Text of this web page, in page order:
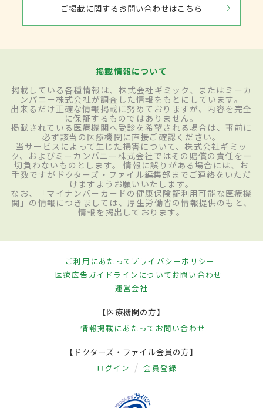
ご掲載に関するお問い合わせはこちら
掲載情報について
掲載している各種情報は、株式会社ギミック、またはミーカ
ンパニー株式会社が調査した情報をもとにしています。
出来るだけ正確な情報掲載に努めておりますが、内容を完全
に保証するものではありません。
掲載されている医療機関へ受診を希望される場合は、事前に
必ず該当の医療機関に直接ご確認ください。
当サービスによって生じた損害について、株式会社ギミッ
ク、およびミーカンパニー株式会社ではその賠償の責任を一
切負わないものとします。 情報に誤りがある場合には、お
手数ですがドクターズ・ファイル編集部までご連絡をいただ
けますようお願いいたします。
なお、「マイナンバーカードの健康保険証利用可能な医療機
関」の情報につきましては、厚生労働省の情報提供のもと、
情報を掲出しております。
ご利用にあたってプライバシーポリシー
医療広告ガイドラインについてお問い合わせ
運営会社
【医療機関の方】
情報掲載にあたって お問い合わせ
【ドクターズ・ファイル会員の方】
ログイン 会員登録